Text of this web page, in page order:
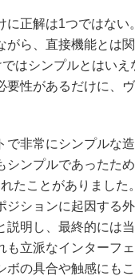
正解は1つではない
がら、直接機能とは
はシンプルとはいえ
要性があるだけに、
で非常にシンプルな
ンプルであったため
たことがありました
ジションに起因する
説明し、最終的には
も立派なインターフ
ボの具合や触感にも